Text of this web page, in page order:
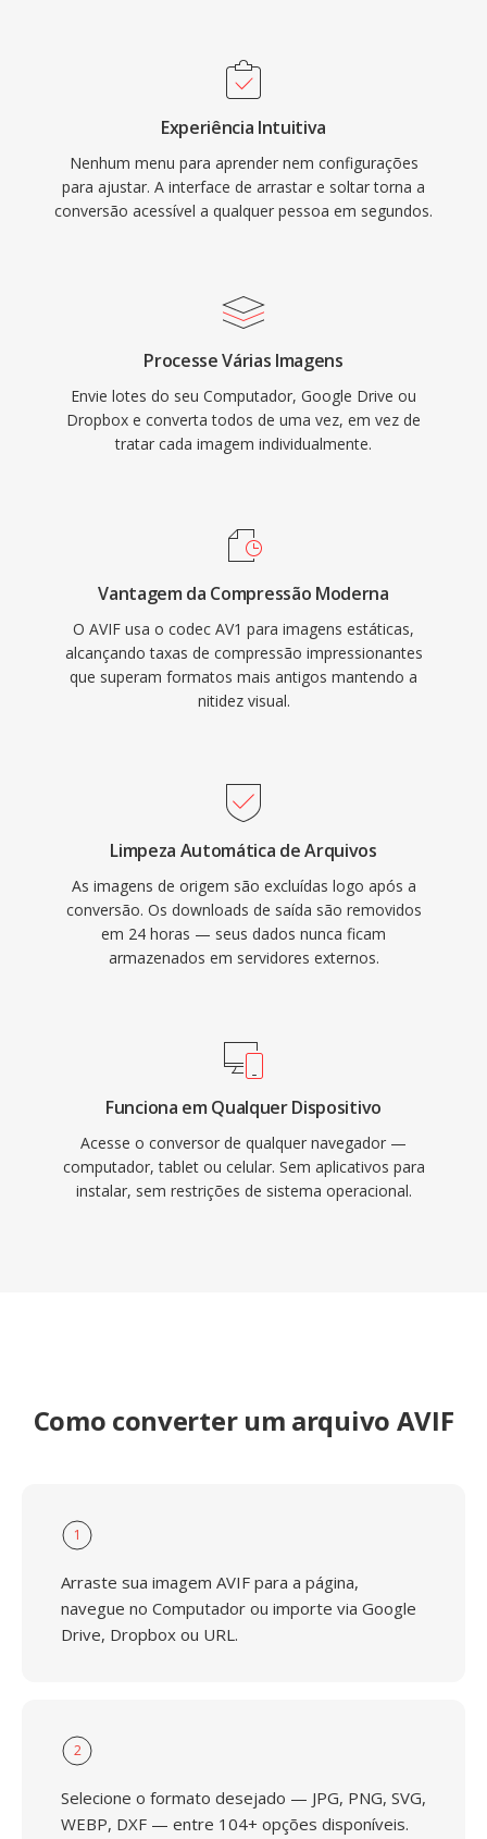
Experiência Intuitiva
Nenhum menu para aprender nem configurações
para ajustar. A interface de arrastar e soltar torna a
conversão acessível a qualquer pessoa em segundos.
Processe Várias Imagens
Envie lotes do seu Computador, Google Drive ou
Dropbox e converta todos de uma vez, em vez de
tratar cada imagem individualmente.
Vantagem da Compressão Moderna
O AVIF usa o codec AV1 para imagens estáticas,
alcançando taxas de compressão impressionantes
que superam formatos mais antigos mantendo a
nitidez visual.
Limpeza Automática de Arquivos
As imagens de origem são excluídas logo após a
conversão. Os downloads de saída são removidos
em 24 horas — seus dados nunca ficam
armazenados em servidores externos.
Funciona em Qualquer Dispositivo
Acesse o conversor de qualquer navegador —
computador, tablet ou celular. Sem aplicativos para
instalar, sem restrições de sistema operacional.
Como converter um arquivo AVIF
1
Arraste sua imagem AVIF para a página,
navegue no Computador ou importe via Google
Drive, Dropbox ou URL.
2
Selecione o formato desejado — JPG, PNG, SVG,
WEBP, DXF — entre 104+ opções disponíveis.